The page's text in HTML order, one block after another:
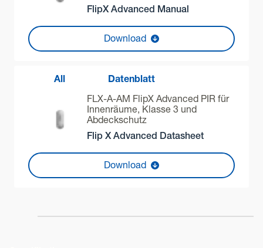
FlipX Advanced Manual
Download
FLX-A-AM FlipX Advanced PIR für
Innenräume, Klasse 3 und
Abdeckschutz
Flip X Advanced Datasheet
All Datenblatt
Download